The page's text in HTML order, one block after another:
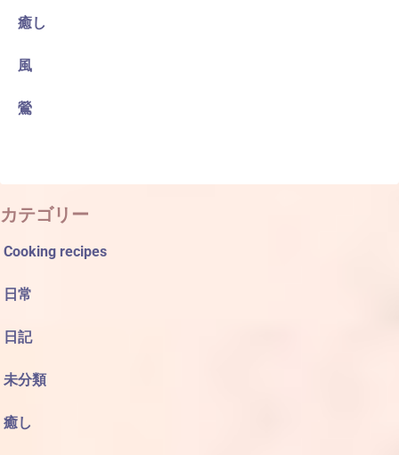
癒し
風
鶯
カテゴリー
Cooking recipes
日常
日記
未分類
癒し